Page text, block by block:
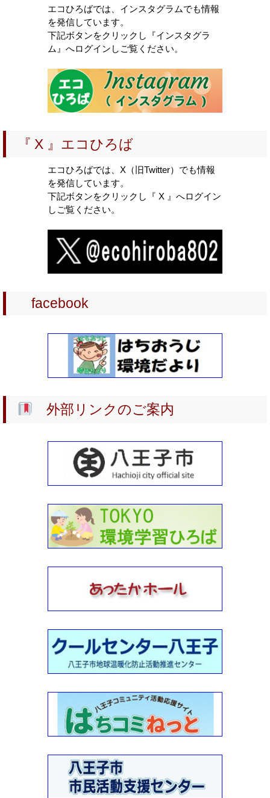
2025年度八王子市自然体験講座予定表
2025-09-10
2025年度 ダンボールコンポスト講習会日程表
2025年度 環境教育支援
2025-05-14
2025年第2期環境学習サポーター養成講座
2025年第1期環境学習サポーター養成講座
2024-12-20
令和６年度環境教育・ESD実践動画100選・中央地区環境市
2024-12-13
西部地区環境市民会議ホームページ・オープン
東南部地区環境市民会議ホームページ・オープン
2024 川の学習サポーター 養成講座（第2期）
2024 川の学習サポーター 養成講座（第1期）
《 オンエア 》2024年2月毎月曜日・八王子FMーぜひご聴取
2023-05-19
2023-04-25
2023川の学習サポーター養成講座（第2期）
2023-02-26
2023年3月末日：もったいないコーナー終了のお知らせ
2022-12-10
2022年10月29日：多摩丘陵の植物を観察しながら歩こう《
自然体験講座 》・実施報告
2022年10月22日：めじろ台周辺の身近な歴史と文化探索《
自然体験講座 》・実施報告
2022年10月・川の学習（環境学習支援）報告2
2022年10月・川の学習（環境学習支援）報告
2022-10-19
2022年10月16日：秋の花を求めて公園巡り《 自然体験講座
エコひろばでは、インスタグラムでも情報
を発信しています。
下記ボタンをクリックし『インスタグラ
ム』へログインしご覧ください。
『 X 』エコひろば
エコひろばでは、X（旧Twitter）でも情報
を発信しています。
下記ボタンをクリックし『 X 』へログイン
しご覧ください。
facebook
外部リンクのご案内